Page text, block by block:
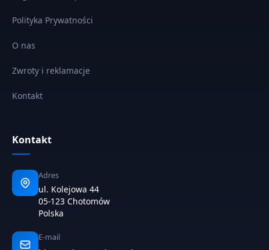
Polityka Prywatności
O nas
Zwroty i reklamacje
Kontakt
Kontakt
Adres
ul. Kolejowa 44
05-123 Chotomów
Polska
E-mail